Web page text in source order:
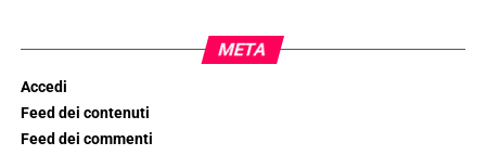
META
Accedi
Feed dei contenuti
Feed dei commenti